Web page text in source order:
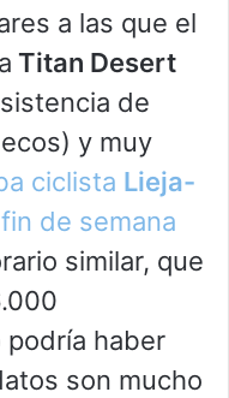
a las que el
Titan Desert
de
y muy
ciclista Lieja-
de semana
similar, que
haber
son mucho